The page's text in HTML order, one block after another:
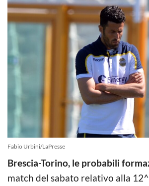
Fabio Urbini/LaPresse
Brescia-Torino, le probabili
match del sabato relativo alla